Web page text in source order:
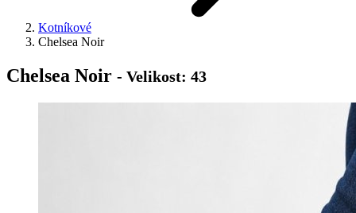
Kotníkové
Chelsea Noir
Chelsea Noir - Velikost: 43